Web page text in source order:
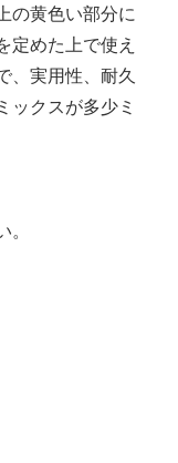
の黄色い部分に
定めた上で使え
、実用性、耐久
ックスが多少ミ